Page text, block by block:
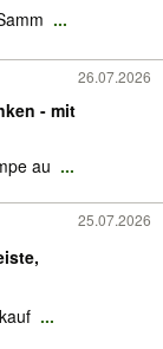
...
26.07.2026
- mit
au ...
25.07.2026
...